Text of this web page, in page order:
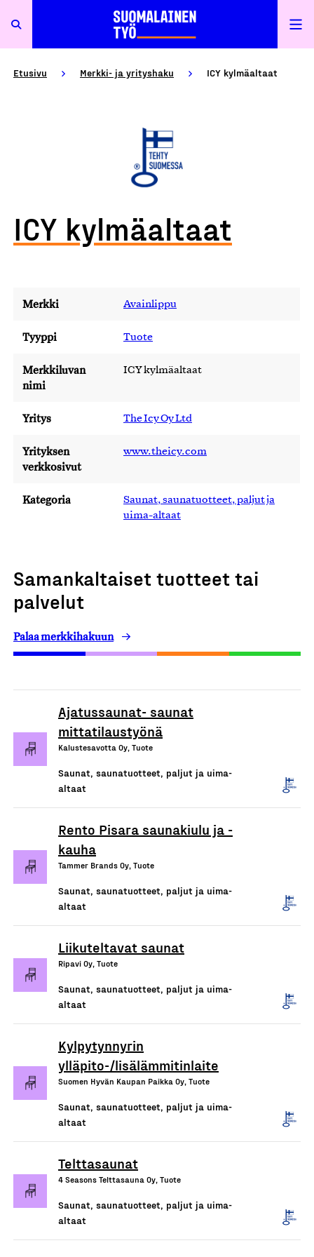
Etusivu Merkki- ja yrityshaku ICY kylmäaltaat
ICY kylmäaltaat
Merkki Avainlippu
Tyyppi Tuote
Merkkiluvan
nimi
ICY kylmäaltaat
Yritys The Icy Oy Ltd
Yrityksen
verkkosivut
www.theicy.com
Kategoria
Saunat, saunatuotteet, paljut ja
uima-altaat
Samankaltaiset tuotteet tai
palvelut
Palaa merkkihakuun
Ajatussaunat- saunat
mittatilaustyönä
Kalustesavotta Oy, Tuote
Saunat, saunatuotteet, paljut ja uima-
altaat
Rento Pisara saunakiulu ja -
kauha
Tammer Brands Oy, Tuote
Saunat, saunatuotteet, paljut ja uima-
altaat
Liikuteltavat saunat
Ripavi Oy, Tuote
Saunat, saunatuotteet, paljut ja uima-
altaat
Kylpytynnyrin
ylläpito-/lisälämmitinlaite
Suomen Hyvän Kaupan Paikka Oy, Tuote
Saunat, saunatuotteet, paljut ja uima-
altaat
Telttasaunat
4 Seasons Telttasauna Oy, Tuote
Saunat, saunatuotteet, paljut ja uima-
altaat